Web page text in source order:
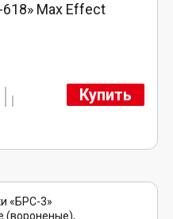
Max Effect
Купить